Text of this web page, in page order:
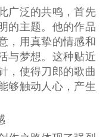
广泛的共鸣，首先
的主题。他的作品
，用真挚的情感和
与梦想。这种贴近
，使得刀郎的歌曲
够触动人心，产生